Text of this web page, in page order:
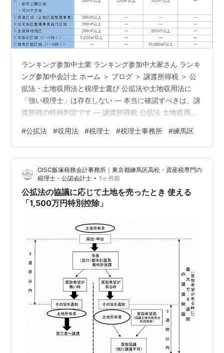
ランキング参加中士業 ランキング参加中大家さん ランキ
ング参加中会計士 ホーム ＞ ブログ ＞ 譲渡所得税 ＞ 公
拡法・土地収用法と税理士選び 公拡法や土地収用法に
「強い税理士」は存在しない ― 本当に確認すべきは、譲
渡所得の特例判定です ― 譲渡所得税 公拡法 土地収用法
税理士」「土地収用法に詳しい税理士」を探す必要はな
い理由 税理士が本当に見ているのは、その土地売却が税
務上どの特例に該当するか 1,500万円控除（公拡法）と
5,000万円控除（収用等）の違いと判定の重要性 相談前
に用意しておくべき資料と、即答する税理士がむしろ危
険な…
#公拡法 #収用法 #税理士 #税理士事務所 #練馬区
OISC飯塚税務会計事務所｜東京都練馬区高松・資産税専門の
税理士・公認会計士 • 1ヶ月前
公拡法の協議に応じて土地を売ったとき 使える
「1,500万円特別控除」